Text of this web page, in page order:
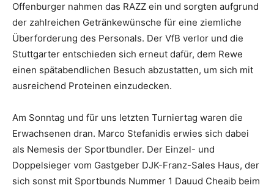
Offenburger nahmen das RAZZ ein und sorgten aufgrund
der zahlreichen Getränkewünsche für eine ziemliche
Überforderung des Personals. Der VfB verlor und die
Stuttgarter entschieden sich erneut dafür, dem Rewe
einen spätabendlichen Besuch abzustatten, um sich mit
ausreichend Proteinen einzudecken.
Am Sonntag und für uns letzten Turniertag waren die
Erwachsenen dran. Marco Stefanidis erwies sich dabei
als Nemesis der Sportbundler. Der Einzel- und
Doppelsieger vom Gastgeber DJK-Franz-Sales Haus, der
sich sonst mit Sportbunds Nummer 1 Dauud Cheaib beim